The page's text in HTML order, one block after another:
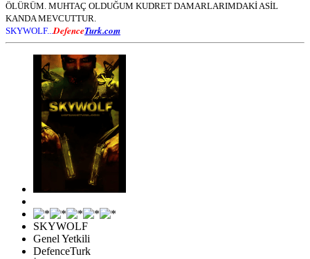
ÖLÜRÜM. MUHTAÇ OLDUĞUM KUDRET DAMARLARIMDAKİ ASİL
KANDA MEVCUTTUR.
SKYWOLF...DefenceTurk.com
SKYWOLF
Genel Yetkili
DefenceTurk